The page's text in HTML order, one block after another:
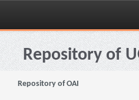
Skip
navigationRepository of
Repository of OAI